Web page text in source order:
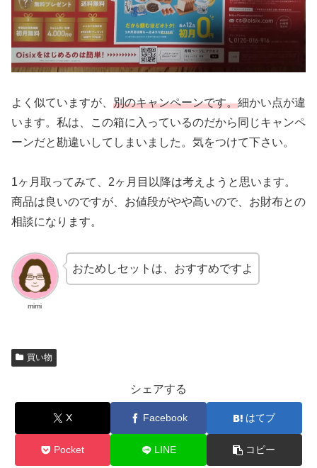
よく似ていますが、 別のキャンペーンです。細かい点が違
います。私は、この箱に入っているのだから同じキャンペ
ーンだと勘違いしてしまいました。気をつけて下さい。
1ヶ月取ってみて、2ヶ月目以降は考えようと思います。
商品は良いのですが、お値段がやや高いので、お財布との
相談になります。
mimi
おためしセットは、おすすめですよ
買い物
シェアする
X Facebook はてブ
Pocket LINE コピー